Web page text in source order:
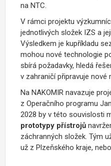
na NTC.
V rámci projektu
jednotlivých složek IZS a
Výsledkem je kupříkladu
mohou nové technologie
sbírá požadavky, hledá
v zahraničí připravuje
Na NAKOMIR navazuje
z Operačního programu
2028 by v této souvislosti
prototypy přístrojů
záchranných složek. Tým
už z Plzeňského kraje,